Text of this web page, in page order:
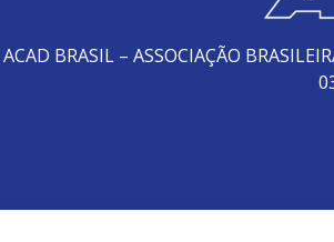
ACAD BRASIL – ASSOCIAÇÃO